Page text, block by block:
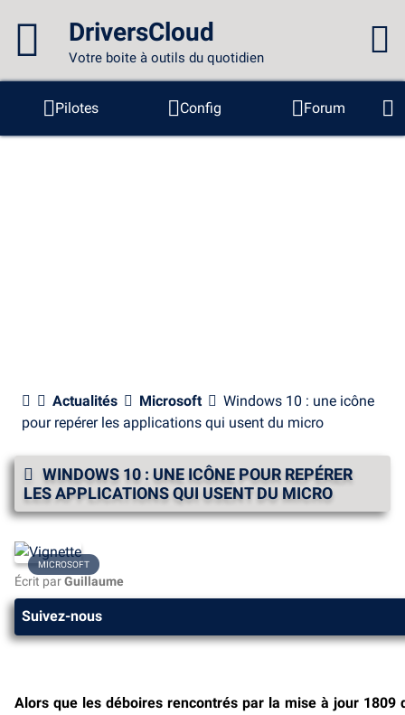
DriversCloud
Votre boite à outils du quotidien
Vous n'êtes pas connecté...
Connexion au site
Pilotes Config
Forum
Sondes
BSOD Outils
Actualités Microsoft
Windows 10 : une icône
pour repérer les applications qui usent du micro
WINDOWS 10 : UNE ICÔNE POUR REPÉRER
LES APPLICATIONS QUI USENT DU MICRO
MICROSOFT
Écrit parGuillaume
Suivez-nous
Alors que les déboires rencontrés par la mise à jour